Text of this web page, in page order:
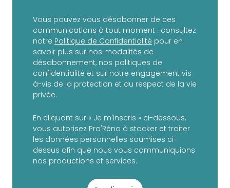
Vous pouvez vous désabonner de ces
communications à tout moment : consultez
notre Politique de Confidentialité pour en
savoir plus sur nos modalités de
désabonnement, nos politiques de
confidentialité et sur notre engagement vis-
à-vis de la protection et du respect de la vie
privée.
En cliquant sur « Je m'inscris » ci-dessous,
vous autorisez Pro'Réno à stocker et traiter
les données personnelles soumises ci-
dessus afin que nous vous communiquions
nos productions et services.